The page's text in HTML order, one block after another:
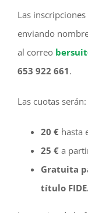
Las
enviando
al correo
653 922 661.
Las cuotas serán:
20 € hasta
25 € a
Gratuita
título